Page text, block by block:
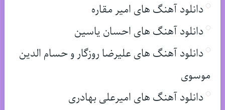
دانلود آهنگ های امیر مقاره
دانلود آهنگ های احسان یاسین
دانلود آهنگ های علیرضا روزگار و حسام الدین
موسوی
دانلود آهنگ های امیرعلی بهادری